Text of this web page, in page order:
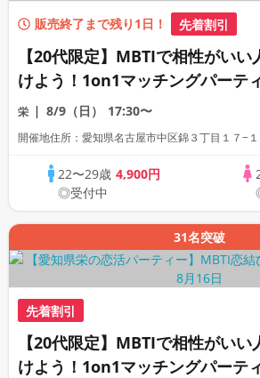
販売終了まで残り1日！ 先着割引
【20代限定】MBTIで相性がいい
けよう！1on1マッチングパーテ
栄 8/9（日） 17:30〜
開催地住所：愛知県名古屋市中区錦３丁目１７−１
22〜29歳4,900円
◎受付中
31名突破
先着割引
【20代限定】MBTIで相性がいい
けよう！1on1マッチングパーテ